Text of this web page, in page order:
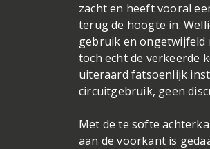
zacht en heeft vooral
terug de hoogte in.
gebruik en ongetwijfeld
toch echt de verkeerde
uiteraard fatsoenlijk
circuitgebruik, geen
Met de te softe
aan de voorkant is